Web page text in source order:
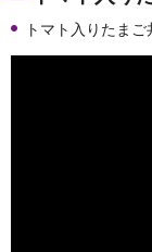
トマト入りたま